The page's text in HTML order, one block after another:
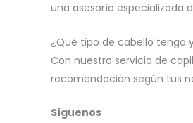
una asesoría especializada
¿Qué tipo de cabello tengo
Con nuestro servicio de
recomendación según tus
Síguenos